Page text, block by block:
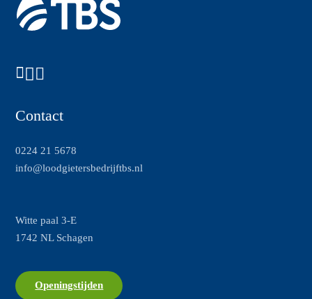
Contact
0224 21 5678
info@loodgietersbedrijftbs.nl
Witte paal 3-E
1742 NL Schagen
Openingstijden